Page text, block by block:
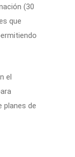
(30
que
el
planes de